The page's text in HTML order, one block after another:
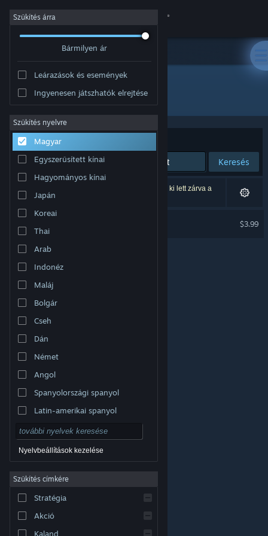
Bejelentkezés
Névjegy
Támogatás
Nyelvváltás
A Steam mobilalkalmazás beszerzése
Asztali weboldalra váltás
védjegyek jogos tulajdonosaiké az Egyesült
szabályzat
| Jogi információk
Steam előfizetői szerződés
Szűkítés árra
Bármilyen ár
Leárazások és események
Ingyenesen játszhatók elrejtése
Szűkítés nyelvre
Magyar
Egyszerűsített kínai
Hagyományos kínai
Japán
Koreai
Thai
Arab
Indonéz
Maláj
Bolgár
Cseh
Dán
Német
Angol
Spanyolországi spanyol
Latin-amerikai spanyol
Nyelvbeállítások kezelése
Szűkítés címkére
Stratégia
Akció
Kaland
Fejlesztő: paochanz
Rendezés Relevancia
Keresés
1 eredmény felel meg a keresésednek. 2 termék ki lett zárva a
beállításaid alapján.
$3.99